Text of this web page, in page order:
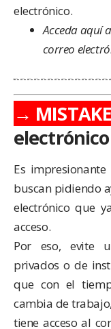
electrónico.
Acceda aquí
correo
→
Es
buscan pidiendo
electrónico que
acceso.
Por eso, evite
privados o de
que con el
cambia de
tiene acceso al